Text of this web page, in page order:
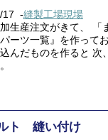
17 -縫製工場現場
生産注文がきて、 「
ーツ一覧』を作って
んだものを作ると 次
ト 縫い付け